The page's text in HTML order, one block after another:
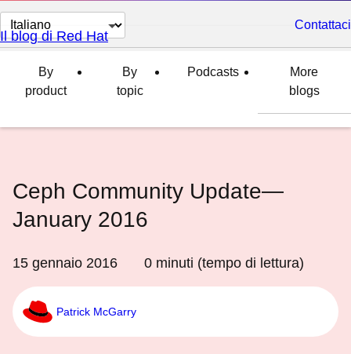
Cambia
lingua
Contattaci
Il blog di Red Hat
By
product
By
topic
Podcasts
More
blogs
Ceph Community Update—
January 2016
15 gennaio 2016 0 minuti (tempo di lettura)
Patrick McGarry